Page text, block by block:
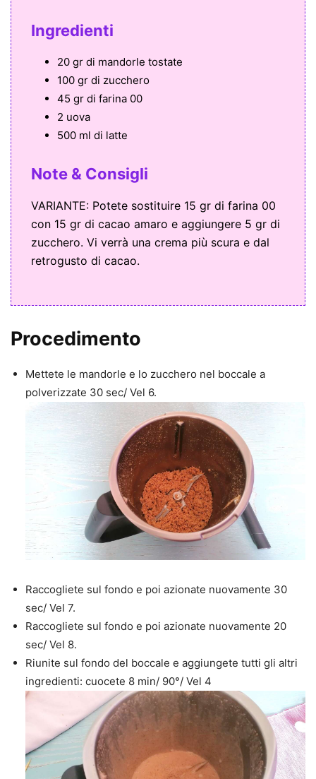
Ingredienti
20 gr di mandorle tostate
100 gr di zucchero
45 gr di farina 00
2 uova
500 ml di latte
Note & Consigli
VARIANTE: Potete sostituire 15 gr di farina 00
con 15 gr di cacao amaro e aggiungere 5 gr di
zucchero. Vi verrà una crema più scura e dal
retrogusto di cacao.
Procedimento
Mettete le mandorle e lo zucchero nel boccale a
polverizzate 30 sec/ Vel 6.
Raccogliete sul fondo e poi azionate nuovamente 30
sec/ Vel 7.
Raccogliete sul fondo e poi azionate nuovamente 20
sec/ Vel 8.
Riunite sul fondo del boccale e aggiungete tutti gli altri
ingredienti: cuocete 8 min/ 90°/ Vel 4